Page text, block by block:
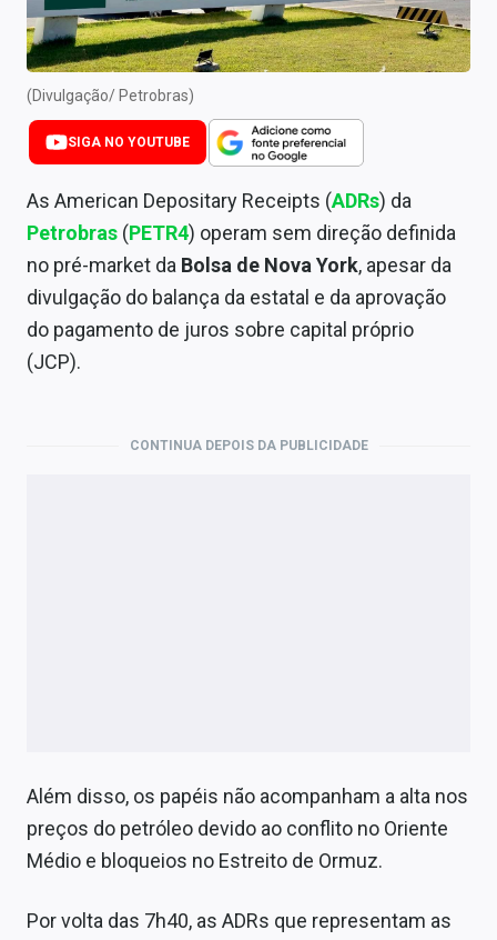
Central de Dividendos
Central de Fundos Imobiliários
Central dos IPOs
Renda Fixa
Finanças Pessoais
Mercados
Economia
Empresas
Expediente
Contato
(Divulgação/ Petrobras)
SIGA NO YOUTUBE
As American Depositary Receipts (ADRs) da
Petrobras (PETR4) operam sem direção definida
no pré-market da Bolsa de Nova York, apesar da
divulgação do balança da estatal e da aprovação
do pagamento de juros sobre capital próprio
(JCP).
CONTINUA DEPOIS DA PUBLICIDADE
Além disso, os papéis não acompanham a alta nos
preços do petróleo devido ao conflito no Oriente
Médio e bloqueios no Estreito de Ormuz.
Por volta das 7h40, as ADRs que representam as